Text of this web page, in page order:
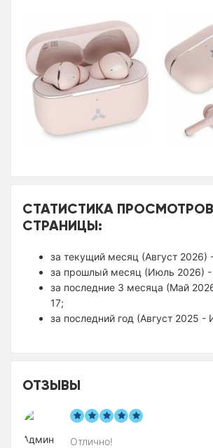
СТАТИСТИКА ПРОСМОТРОВ
СТРАНИЦЫ:
за текущий месяц (Август 2026)
за прошлый месяц (Июль 2026) -
за последние 3 месяца (Май
17;
за последний год (Август 2025
ОТЗЫВЫ
Отлично!